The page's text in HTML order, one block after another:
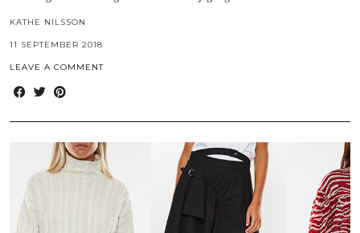
KÄTHE NILSSON
11 SEPTEMBER 2018
LEAVE A COMMENT